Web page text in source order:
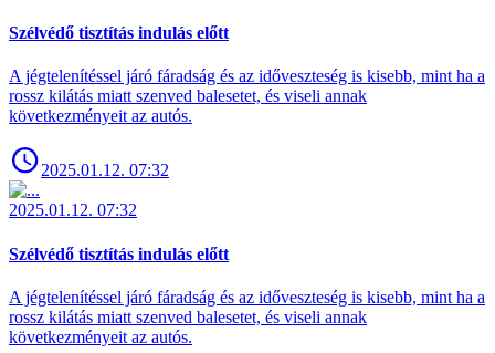
Szélvédő tisztítás indulás előtt
A jégtelenítéssel járó fáradság és az időveszteség is kisebb, mint ha a
rossz kilátás miatt szenved balesetet, és viseli annak
következményeit az autós.
2025.01.12. 07:32
2025.01.12. 07:32
Szélvédő tisztítás indulás előtt
A jégtelenítéssel járó fáradság és az időveszteség is kisebb, mint ha a
rossz kilátás miatt szenved balesetet, és viseli annak
következményeit az autós.